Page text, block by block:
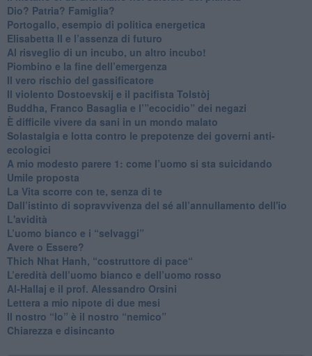
​Dio? Patria? Famiglia?
Portogallo, esempio di politica energetica
​Elisabetta II e l’assenza di futuro
Al risveglio di un incubo, un altro incubo!
​Piombino e la fine dell’emergenza
​Il vero rischio del gassificatore
​Il violento Dostoevskij e il pacifista Tolstòj
​Buddha, Franco Basaglia e l’”ecocidio” dei negazi
​È difficile vivere da sani in un mondo malato
Solastalgia e lotta contro le prepotenze dei governi anti-
ecologici
​A mio modesto parere 1: come l’uomo si sta suicidando
​Umile proposta
​La Vita scorre con te, senza di te
​Dall’istinto di sopravvivenza del sé all’annullamento dell'io
L'avidità
​L’uomo bianco e i “selvaggi”
​Avere o Essere?
​Thich Nhat Hanh, “costruttore di pace“
​L’eredità dell’uomo bianco e dell’uomo rosso
Al-Hallaj e il prof. Alessandro Orsini
​Lettera a mio nipote di due mesi
​Il nostro “Io” è il nostro “nemico”
​Chiarezza e disincanto